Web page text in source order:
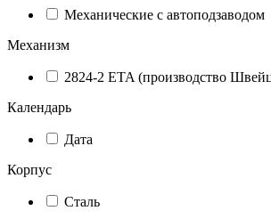
Механические с автоподзаводом
Механизм
2824-2 ETA (производство
Календарь
Дата
Корпус
Сталь